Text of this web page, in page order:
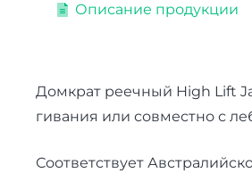
Описание продукции
Домк­рат реечный High Lift
гива­ния или сов­мест­но с
Со­от­ветс­тву­ет